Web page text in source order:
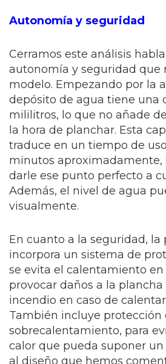
Autonomía y seguridad
Cerramos este análisis
autonomía y seguridad que
modelo. Empezando por la
depósito de agua tiene una
mililitros, lo que no añade
la hora de planchar. Esta
traduce en un tiempo de uso
minutos aproximadamente,
darle ese punto perfecto a
Además, el nivel de agua
visualmente.
En cuanto a la seguridad, la
incorpora un sistema de
se evita el calentamiento
provocar daños a la
incendio en caso de
También incluye protección
sobrecalentamiento, para
calor que pueda suponer un
al diseño que hemos